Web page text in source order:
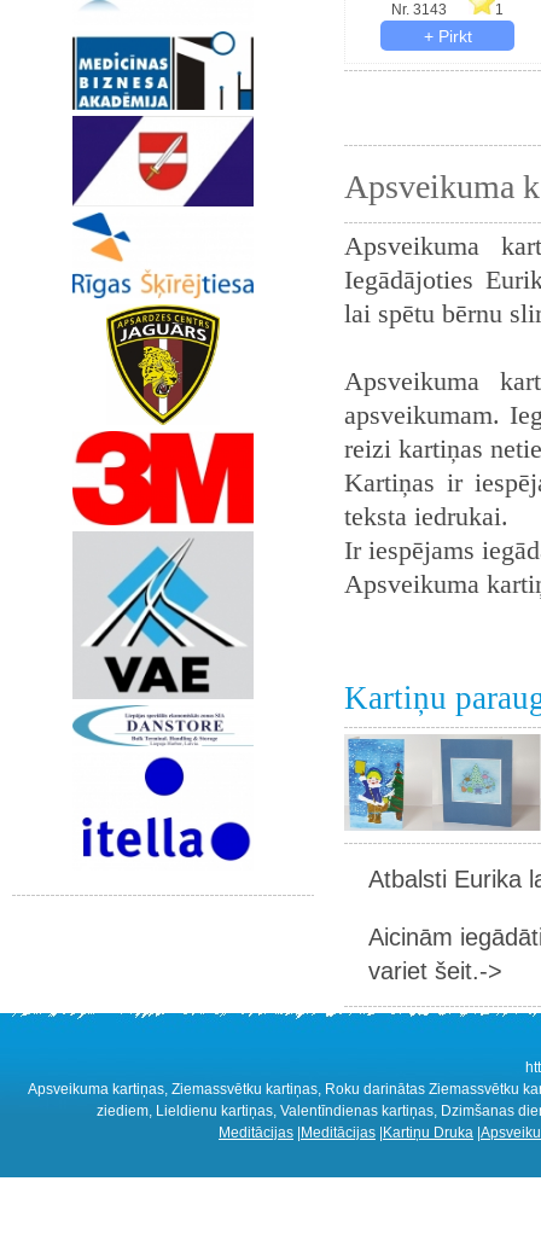
Nr. 3143 1
Apsveikuma
Apsveikuma
Iegādājoties
lai spētu bērnu
Apsveikuma
apsveikumam.
reizi kartiņas
Kartiņas ir
teksta iedrukai.
Ir iespējams
Apsveikuma
Kartiņu
Atbalsti Eurika
Aicinām
variet šeit.->
Apsveikuma kartiņas, Ziemassvētku kartiņas, Roku darinātas Ziemassvētku
ziediem, Lieldienu kartiņas, Valentīndienas kartiņas, Dzimšanas
Meditācijas Meditācijas Kartiņu Druka